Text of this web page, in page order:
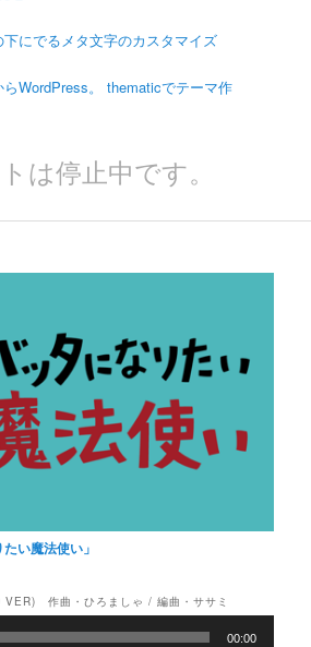
下にでるメタ文字のカスタマイズ
らWordPress。 thematicでテーマ作
は停止中です。
い魔法使い」
作曲・ひろましゃ / 編曲・ササミ
00:00